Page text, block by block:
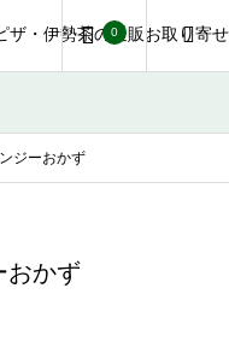
0
ジーおかず
おかず